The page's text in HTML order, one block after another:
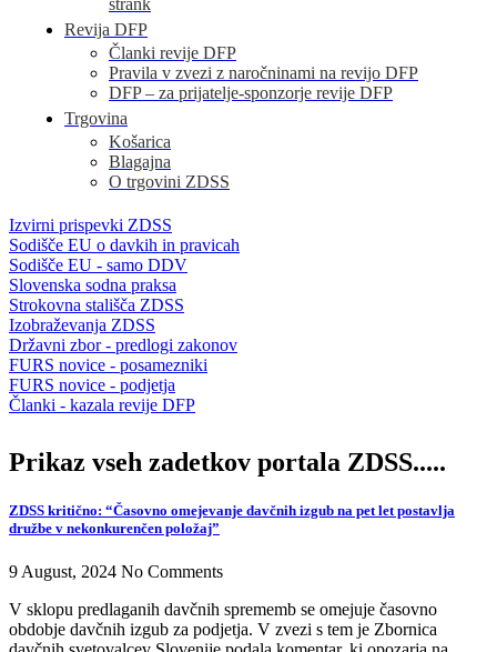
strank
Revija DFP
Članki revije DFP
Pravila v zvezi z naročninami na revijo DFP
DFP – za prijatelje-sponzorje revije DFP
Trgovina
Košarica
Blagajna
O trgovini ZDSS
Izvirni prispevki ZDSS
Sodišče EU o davkih in pravicah
Sodišče EU - samo DDV
Slovenska sodna praksa
Strokovna stališča ZDSS
Izobraževanja ZDSS
Državni zbor - predlogi zakonov
FURS novice - posamezniki
FURS novice - podjetja
Članki - kazala revije DFP
Prikaz vseh zadetkov portala ZDSS.....
ZDSS kritično: “Časovno omejevanje davčnih izgub na pet let postavlja
družbe v nekonkurenčen položaj”
9 August, 2024 No Comments
V sklopu predlaganih davčnih sprememb se omejuje časovno
obdobje davčnih izgub za podjetja. V zvezi s tem je Zbornica